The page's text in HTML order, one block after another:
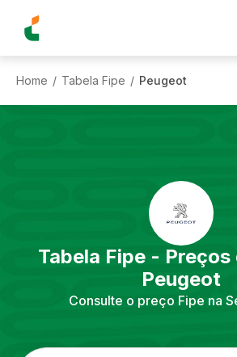
Home / Tabela Fipe / Peugeot
Tabela Fipe -
Peugeot
Consulte o preço Fipe na